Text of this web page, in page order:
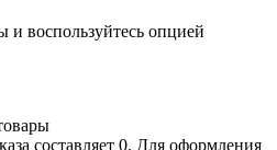
и воспользуйтесь опцией
составляет 0. Для оформления